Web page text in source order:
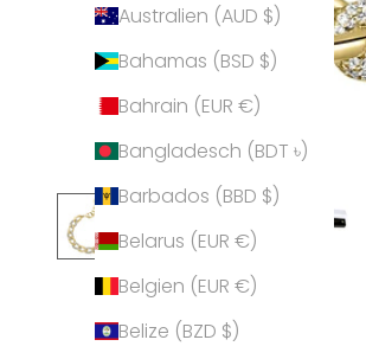
Australien (AUD $)
Bahamas (BSD $)
Bahrain (EUR €)
Bangladesch (BDT ৳)
Barbados (BBD $)
Belarus (EUR €)
Belgien (EUR €)
Belize (BZD $)